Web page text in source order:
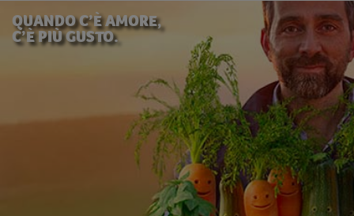
QUANDO C’È AMORE,
C’È PIÙ GUSTO.